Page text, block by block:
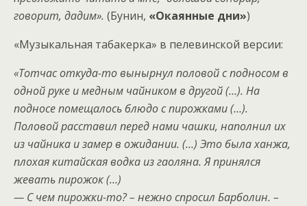
говорит, дадим». (Бунин, «Окаянные дни»)
«Музыкальная табакерка» в пелевинской версии:
«Тотчас откуда-то вынырнул половой с подносом в
одной руке и медным чайником в другой (…). На
подносе помещалось блюдо с пирожками (…).
Половой расставил перед нами чашки, наполнил их
из чайника и замер в ожидании. (…) Это была ханжа,
плохая китайская водка из гаоляна. Я принялся
жевать пирожок (…)
— С чем пирожки-то? – нежно спросил Барболин. –